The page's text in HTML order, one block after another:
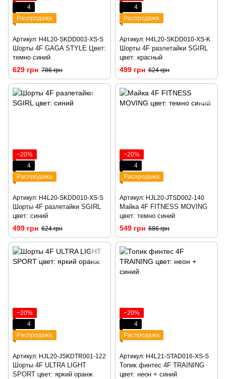
4
Распродажа
Артикул: H4L20-SKDD003-XS-S
Шорты 4F GAGA STYLE Цвет:
темно синий
629 грн 786 грн
4
Распродажа
Артикул: H4L20-SKDD010-XS-K
Шорты 4F разлетайки SGIRL
цвет: красный
499 грн 624 грн
−20%
4
Распродажа
Артикул: H4L20-SKDD010-XS-S
Шорты 4F разлетайки SGIRL
цвет: синий
499 грн 624 грн
−20%
4
Распродажа
Артикул: HJL20-JTSD002-140
Майка 4F FITNESS MOVING
цвет: темно синий
549 грн 686 грн
−20%
4
Распродажа
Артикул: HJL20-JSKDTR001-122
Шорты 4F ULTRA LIGHT
SPORT цвет: яркий оранж
−20%
4
Распродажа
Артикул: H4L21-STAD016-XS-S
Топик финтес 4F TRAINING
цвет: неон + синий